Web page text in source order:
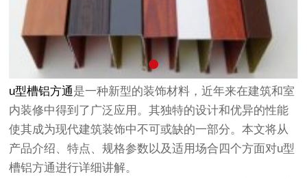
u型槽铝方通是一种新型的装饰材料，近年来在建筑和室
内装修中得到了广泛应用。其独特的设计和优异的性能
使其成为现代建筑装饰中不可或缺的一部分。本文将从
产品介绍、特点、规格参数以及适用场合四个方面对u型
槽铝方通进行详细讲解。